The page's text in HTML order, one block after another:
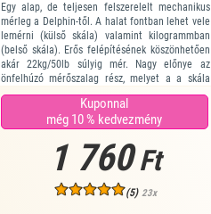
Egy alap, de teljesen felszerelelt mechanikus
mérleg a Delphin-től. A halat fontban lehet vele
lemérni (külső skála) valamint kilogrammban
(belső skála). Erős felépítésének köszönhetően
akár 22kg/50lb súlyig mér. Nagy előnye az
önfelhúzó mérőszalag rész, melyet a a skála
alján helyeztek el. Ennek köszönhetően minden
horgász két pótolhatatlan eszközt kap ebben az
egy mérlegben.
Kuponnal
még 10 % kedvezmény
1 760Ft
(5) 23x